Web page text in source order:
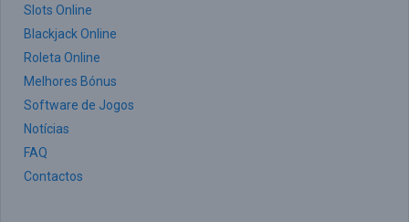
Slots Online
Blackjack Online
Roleta Online
Melhores Bónus
Software de Jogos
Notícias
FAQ
Contactos